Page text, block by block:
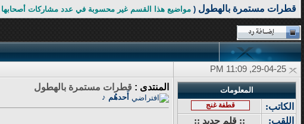
قطرات مستمرة بالهطول ( مواضيع هذا القسم غير محسوبة في عدد مشاركات أصحابها
المعلومات
الكاتب: قطفة غنج
اللقب:
:: قلم جديد ::
المنتدى : قطرات مستمرة بالهطول
أَحدهُم ♪